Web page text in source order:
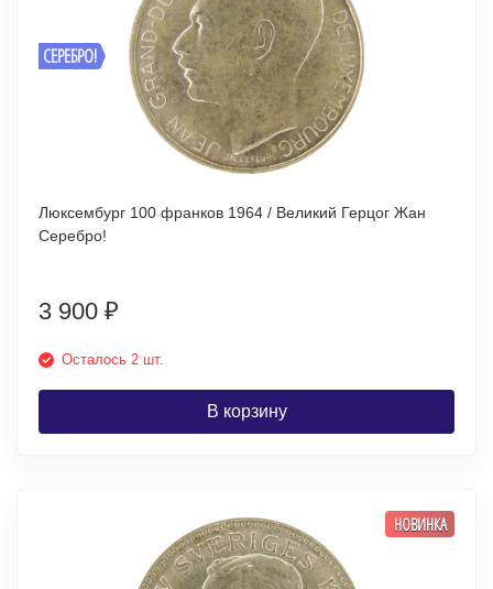
СЕРЕБРО!
Люксембург 100 франков 1964 / Великий Герцог Жан
Серебро!
3 900 ₽
Осталось 2 шт.
В корзину
НОВИНКА